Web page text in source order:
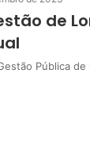
de
Pública